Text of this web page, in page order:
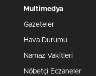
Multimedya
Gazeteler
Hava Durumu
Namaz Vakitleri
Nöbetçi Eczaneler